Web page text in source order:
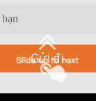
Gửi đi